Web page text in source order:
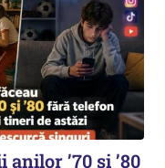
’70 și ’80